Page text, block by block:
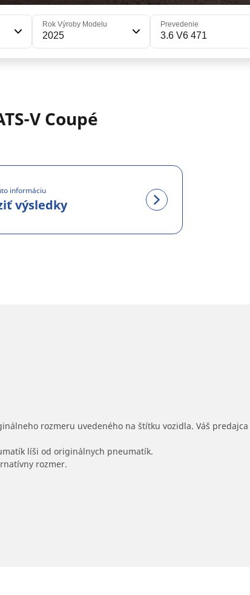
Rok Výroby Modelu
2025
Prevedenie
3.6 V6 471
V Coupé
informáciu
výsledky
rozmeru uvedeného na štítku vozidla. Váš
líši od originálnych pneumatík.
rozmer.